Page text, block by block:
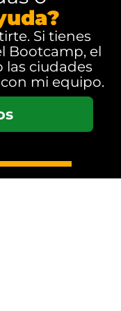
Si tienes
Bootcamp, el
las ciudades
mi equipo.